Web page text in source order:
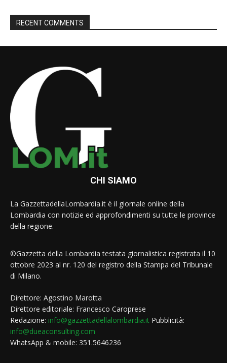
RECENT COMMENTS
CHI SIAMO
La GazzettadellaLombardia.it è il giornale online della
Lombardia con notizie ed approfondimenti su tutte le province
della regione.
©Gazzetta della Lombardia testata giornalistica registrata il 10
ottobre 2023 al nr. 120 del registro della Stampa del Tribunale
di Milano.
Direttore: Agostino Marotta
Direttore editoriale: Francesco Caroprese
Redazione: info@gazzettadellalombardia.it Pubblicità:
info@dueaconsulting.com
WhatsApp & mobile: 351.5646236